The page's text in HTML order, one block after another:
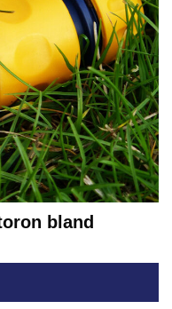
bland